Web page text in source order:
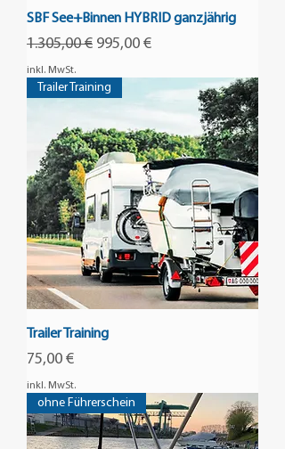
SBF See+Binnen HYBRID ganzjährig
Standardpreis
1.305,00 € Sale-Preis
995,00 €
inkl. MwSt.
Trailer Training
Trailer Training
Preis
75,00 €
inkl. MwSt.
ohne Führerschein